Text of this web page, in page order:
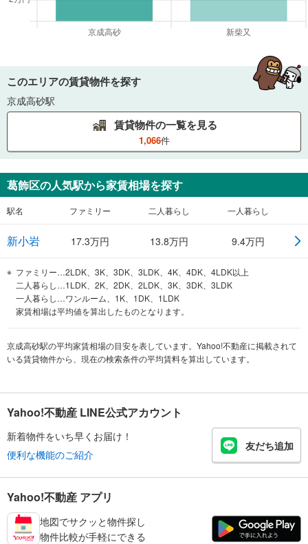
このエリアの賃貸物件を探す
京成高砂駅
賃貸物件の一覧を見る
1,066件
葛飾区の人気駅から家賃相場を探す
駅名 ファミリー 二人暮らし 一人暮らし
新小岩 17.3万円 13.8万円 9.4万円
ファミリー…2LDK、3K、3DK、3LDK、4K、4DK、4LDK以上
二人暮らし…1LDK、2K、2DK、2LDK、3K、3DK、3LDK
一人暮らし…ワンルーム、1K、1DK、1LDK
家賃相場は平均値を算出したものとなります。
京成高砂駅の平均家賃相場の目安を表しています。Yahoo!不動産に掲載されて
いる賃貸物件から、現在の検索条件の平均賃料を算出しています。
Yahoo!不動産 LINE公式アカウント
新着物件をいち早くお届け！
便利な機能のご紹介
友だち追加
Yahoo!不動産 アプリ
地図でサクッと物件探し
物件比較が手軽にできる